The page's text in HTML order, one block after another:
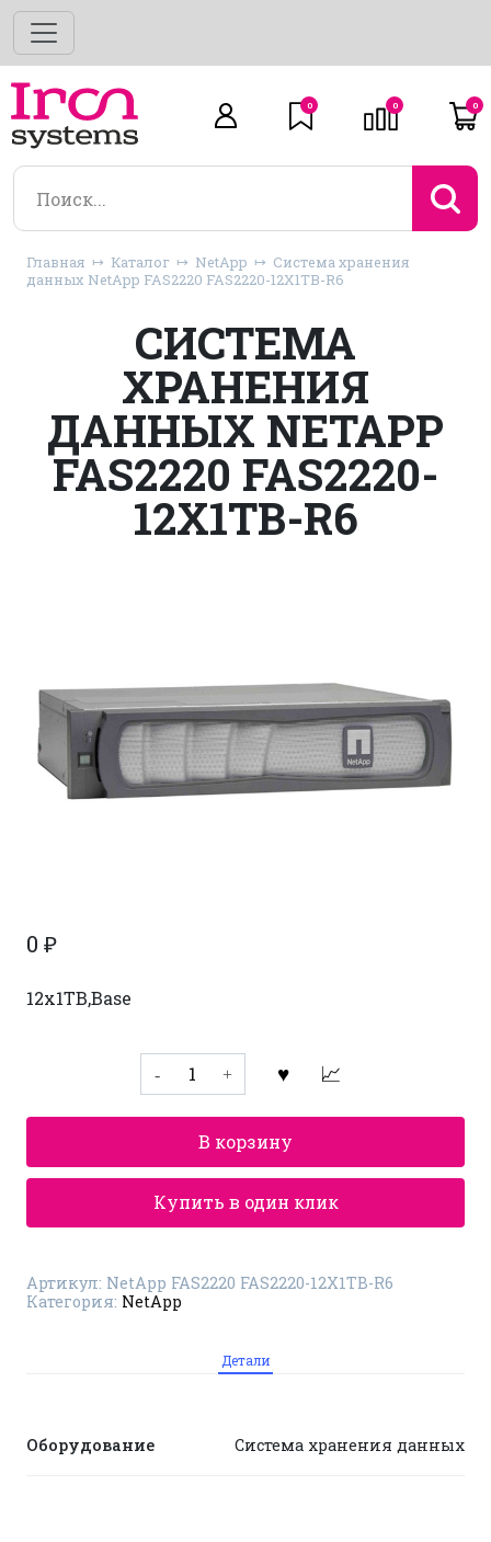
0 0 0
Главная Каталог NetApp
Система хранения
данных NetApp FAS2220 FAS2220-12X1TB-R6
СИСТЕМА
ХРАНЕНИЯ
ДАННЫХ NETAPP
FAS2220 FAS2220-
12X1TB-R6
0 ₽
12x1TB,Base
Количество
товара
Система
хранения
данных
NetApp
FAS2220
FAS2220-
12X1TB-
В корзину
Купить в один клик
Артикул: NetApp FAS2220 FAS2220-12X1TB-R6
Категория: NetApp
Детали
Оборудование Система хранения данных